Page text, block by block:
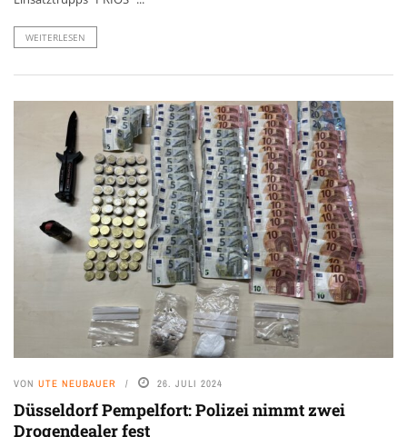
WEITERLESEN
VON UTE NEUBAUER 26. JULI 2024
Düsseldorf Pempelfort: Polizei nimmt zwei
Drogendealer fest